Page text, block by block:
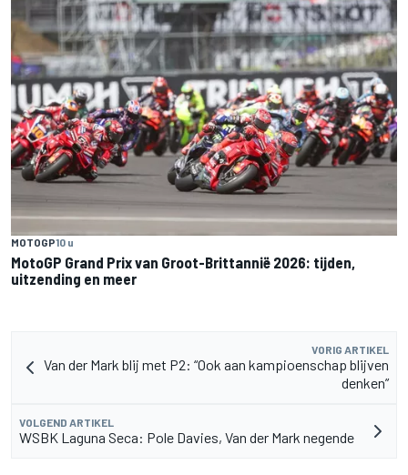
MOTOGP10 u
MotoGP Grand Prix van Groot-Brittannië 2026: tijden,
uitzending en meer
VORIG ARTIKEL
Van der Mark blij met P2: “Ook aan kampioenschap blijven
denken”
VOLGEND ARTIKEL
WSBK Laguna Seca: Pole Davies, Van der Mark negende